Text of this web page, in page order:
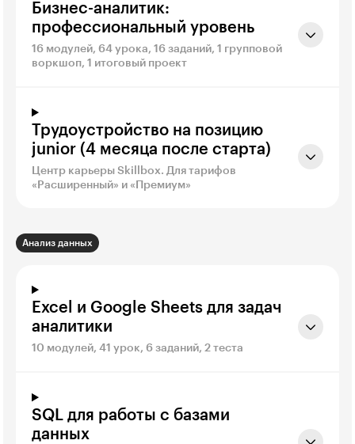
Бизнес-аналитик:
профессиональный уровень
16 модулей, 64 урока, 16 заданий, 1 групповой
воркшоп, 1 итоговый проект
Трудоустройство на позицию
junior (4 месяца после старта)
Центр карьеры Skillbox. Для тарифов
«Расширенный» и «Премиум»
Анализ данных
Excel и Google Sheets для задач
аналитики
10 модулей, 41 урок, 6 заданий, 2 теста
SQL для работы с базами
данных